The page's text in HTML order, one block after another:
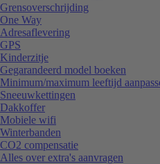
Grensoverschrijding
One Way
Adresaflevering
GPS
Kinderzitje
Gegarandeerd model boeken
Minimum/maximum leeftijd
Sneeuwkettingen
Dakkoffer
Mobiele wifi
Winterbanden
CO2 compensatie
Alles over extra's aanvragen